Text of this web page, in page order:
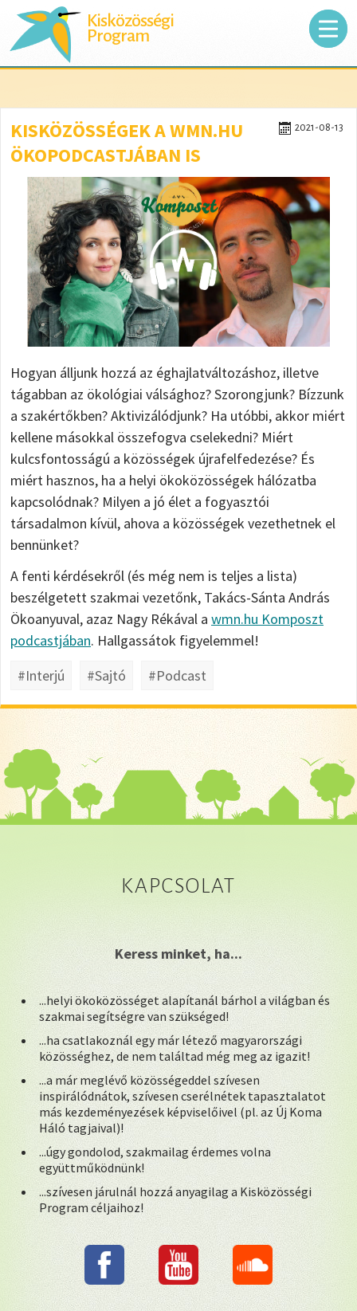
Kisközösségi
Program
2021-08-13
KISKÖZÖSSÉGEK A WMN.HU
ÖKOPODCASTJÁBAN IS
Hogyan álljunk hozzá az éghajlatváltozáshoz, illetve
tágabban az ökológiai válsághoz? Szorongjunk? Bízzunk
a szakértőkben? Aktivizálódjunk? Ha utóbbi, akkor miért
kellene másokkal összefogva cselekedni? Miért
kulcsfontosságú a közösségek újrafelfedezése? És
miért hasznos, ha a helyi ökoközösségek hálózatba
kapcsolódnak? Milyen a jó élet a fogyasztói
társadalmon kívül, ahova a közösségek vezethetnek el
bennünket?
A fenti kérdésekről (és még nem is teljes a lista)
beszélgetett szakmai vezetőnk, Takács-Sánta András
Ökoanyuval, azaz Nagy Rékával a wmn.hu Komposzt
podcastjában. Hallgassátok figyelemmel!
#Interjú
#Sajtó #Podcast
KAPCSOLAT
Keress minket, ha...
...helyi ökoközösséget alapítanál bárhol a világban és
szakmai segítségre van szükséged!
...ha csatlakoznál egy már létező magyarországi
közösséghez, de nem találtad még meg az igazit!
...a már meglévő közösségeddel szívesen
inspirálódnátok, szívesen cserélnétek tapasztalatot
más kezdeményezések képviselőivel (pl. az Új Koma
Háló tagjaival)!
...úgy gondolod, szakmailag érdemes volna
együttműködnünk!
...szívesen járulnál hozzá anyagilag a Kisközösségi
Program céljaihoz!